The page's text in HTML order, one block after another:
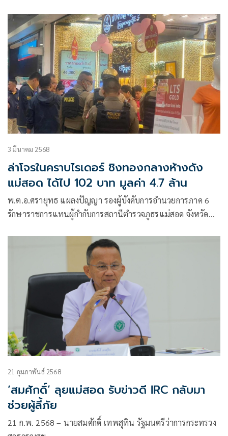
3 มีนาคม 2568
ล่าโจรในคราบไรเดอร์ ชิงทองกลางห้างดัง
แม่สอด ได้ไป 102 บาท มูลค่า 4.7 ล้าน
พ.ต.อ.ศรายุทธ แผลงปัญญา รองผู้บังคับการอำนวยการภาค 6
รักษาราชการแทนผู้กำกับการสถานีตำรวจภูธรแม่สอด จังหวัด
21 กุมภาพันธ์ 2568
‘สมศักดิ์’ ลุยแม่สอด รับข่าวดี IRC กลับมา
ช่วยผู้ลี้ภัย
21 ก.พ. 2568 – นายสมศักดิ์ เทพสุทิน รัฐมนตรีว่าการกระทรวง